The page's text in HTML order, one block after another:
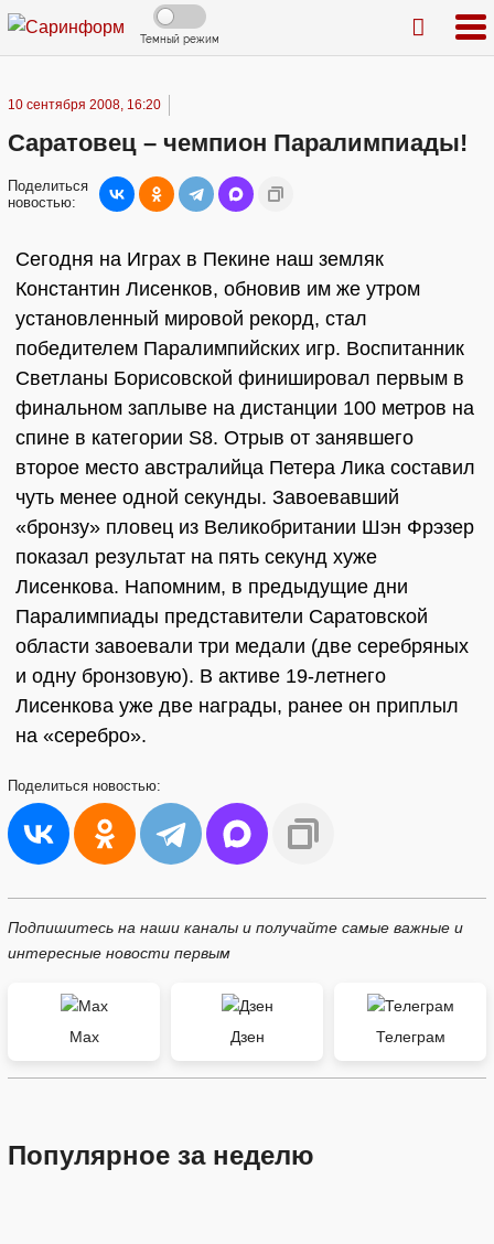
Темный режим
10 сентября 2008, 16:20
Саратовец – чемпион Паралимпиады!
Поделиться
новостью:
Сегодня на Играх в Пекине наш земляк
Константин Лисенков, обновив им же утром
установленный мировой рекорд, стал
победителем Паралимпийских игр. Воспитанник
Светланы Борисовской финишировал первым в
финальном заплыве на дистанции 100 метров на
спине в категории S8. Отрыв от занявшего
второе место австралийца Петера Лика составил
чуть менее одной секунды. Завоевавший
«бронзу» пловец из Великобритании Шэн Фрэзер
показал результат на пять секунд хуже
Лисенкова. Напомним, в предыдущие дни
Паралимпиады представители Саратовской
области завоевали три медали (две серебряных
и одну бронзовую). В активе 19-летнего
Лисенкова уже две награды, ранее он приплыл
на «серебро».
Поделиться новостью:
Подпишитесь на наши каналы и получайте самые важные и
интересные новости первым
Max Дзен Телеграм
Популярное за неделю